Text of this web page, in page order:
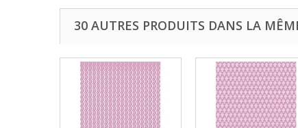
30 AUTRES PRODUITS DANS LA